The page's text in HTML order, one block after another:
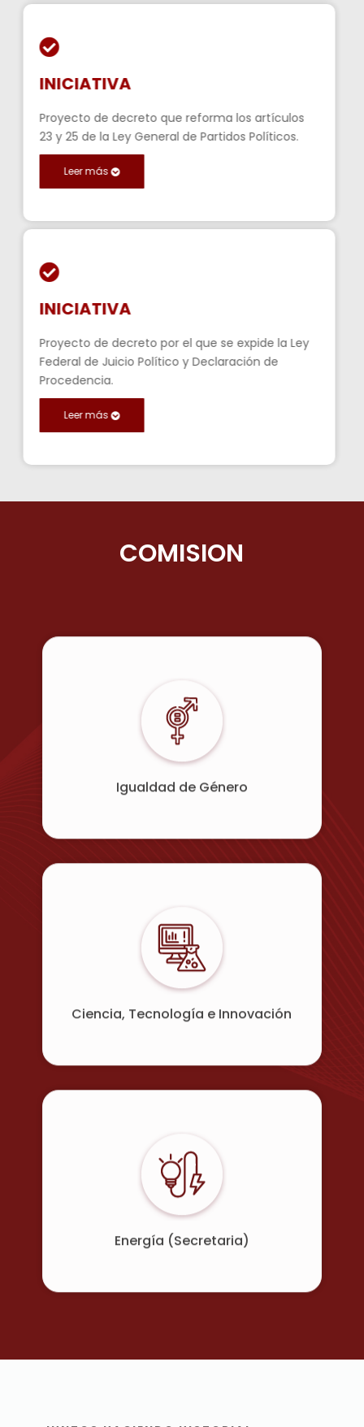
INICIATIVA
Proyecto de decreto que reforma los artículos
23 y 25 de la Ley General de Partidos Políticos.
Leer más
INICIATIVA
Proyecto de decreto por el que se expide la Ley
Federal de Juicio Político y Declaración de
Procedencia.
Leer más
COMISIONES ORDI
Igualdad de Género
Ciencia, Tecnología e Innovación
Energía (Secretaria)